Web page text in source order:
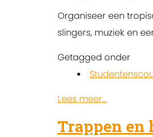
Organiseer een
slingers, muziek en
Getagged onder
Lees meer...
Trappen en